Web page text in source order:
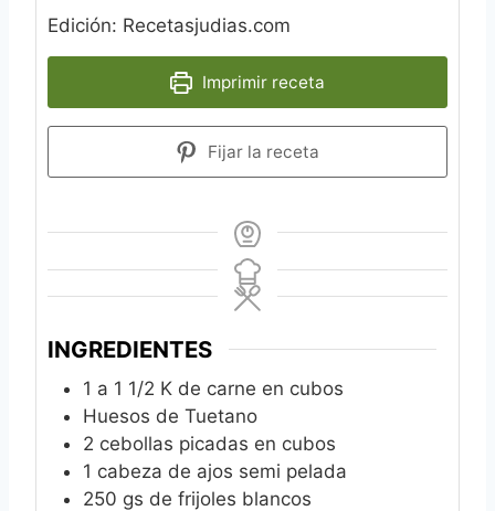
Edición: Recetasjudias.com
Imprimir receta
Fijar la receta
INGREDIENTES
1 a 1 1/2 K de carne en cubos
Huesos de Tuetano
2 cebollas picadas en cubos
1 cabeza de ajos semi pelada
250 gs de frijoles blancos